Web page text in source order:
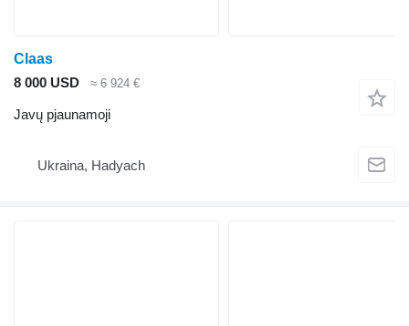
Claas
8 000 USD
≈ 6 924 €
Javų pjaunamoji
Ukraina, Hadyach